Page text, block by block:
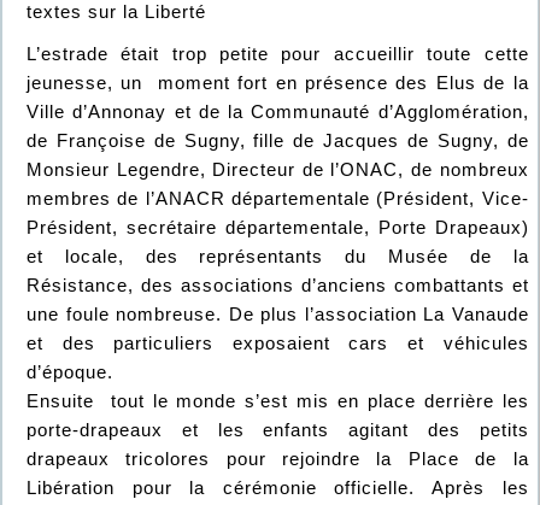
textes sur la Liberté
L’estrade était trop petite pour accueillir toute cette
jeunesse, un moment fort en présence des Elus de la
Ville d’Annonay et de la Communauté d’Agglomération,
de Françoise de Sugny, fille de Jacques de Sugny, de
Monsieur Legendre, Directeur de l’ONAC, de nombreux
membres de l’ANACR départementale (Président, Vice-
Président, secrétaire départementale, Porte Drapeaux)
et locale, des représentants du Musée de la
Résistance, des associations d’anciens combattants et
une foule nombreuse. De plus l’association La Vanaude
et des particuliers exposaient cars et véhicules
d’époque.
Ensuite tout le monde s’est mis en place derrière les
porte-drapeaux et les enfants agitant des petits
drapeaux tricolores pour rejoindre la Place de la
Libération pour la cérémonie officielle. Après les